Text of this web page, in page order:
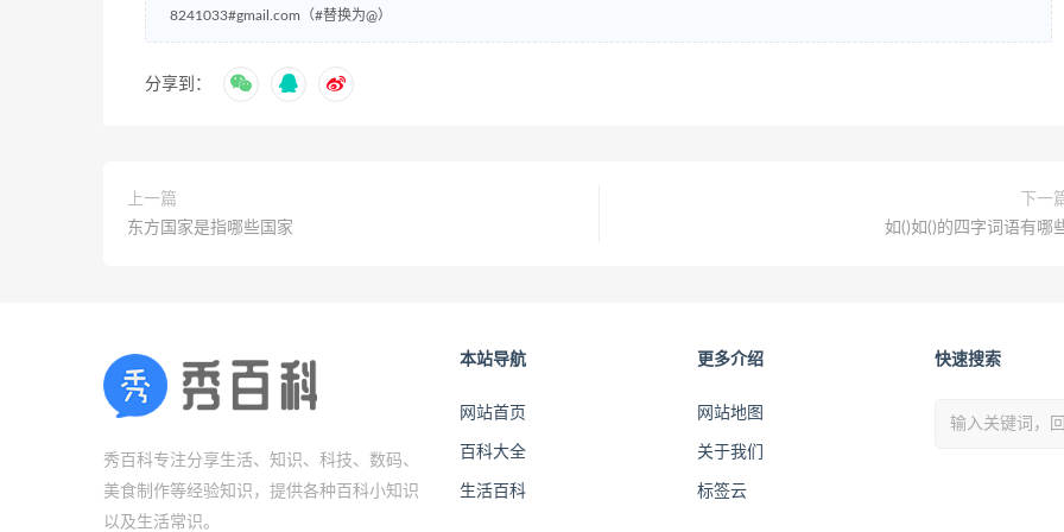
8241033#gmail.com（#替换为@）
分享到：
上一篇
东方国家是指哪些国家
下一
如()如()的四字词语有哪
秀百科专注分享生活、知识、科技、数码、
美食制作等经验知识，提供各种百科小知识
以及生活常识。
本站导航
网站首页
百科大全
生活百科
更多介绍
网站地图
关于我们
标签云
快速搜索